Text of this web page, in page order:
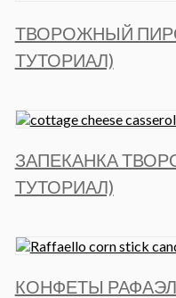
ТВОРОЖНЫЙ
ТУТОРИАЛ)
ЗАПЕКАНКА
ТУТОРИАЛ)
КОНФЕТЫ